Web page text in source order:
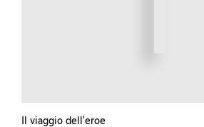
Il viaggio dell'eroe